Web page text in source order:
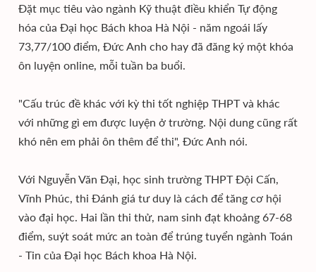
Đặt mục tiêu vào ngành Kỹ thuật điều khiển Tự động
hóa của Đại học Bách khoa Hà Nội - năm ngoái lấy
73,77/100 điểm, Đức Anh cho hay đã đăng ký một khóa
ôn luyện online, mỗi tuần ba buổi.
"Cấu trúc đề khác với kỳ thi tốt nghiệp THPT và khác
với những gì em được luyện ở trường. Nội dung cũng rất
khó nên em phải ôn thêm để thi", Đức Anh nói.
Với Nguyễn Văn Đại, học sinh trường THPT Đội Cấn,
Vĩnh Phúc, thi Đánh giá tư duy là cách để tăng cơ hội
vào đại học. Hai lần thi thử, nam sinh đạt khoảng 67-68
điểm, suýt soát mức an toàn để trúng tuyển ngành Toán
- Tin của Đại học Bách khoa Hà Nội.